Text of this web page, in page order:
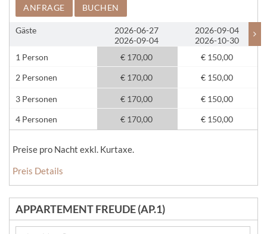
ANFRAGE BUCHEN
Gäste
1 Person
2 Personen
3 Personen
4 Personen
2026-06-27
2026-09-04
€ 170,00
€ 170,00
€ 170,00
€ 170,00
2026-09-04
2026-10-30
€ 150,00
€ 150,00
€ 150,00
€ 150,00
Preise pro Nacht exkl. Kurtaxe.
Preis Details
APPARTEMENT FREUDE (AP.1)